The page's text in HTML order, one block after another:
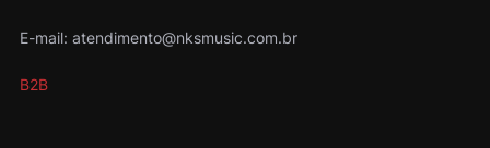
E-mail: atendimento@nksmusic.com.br
B2B